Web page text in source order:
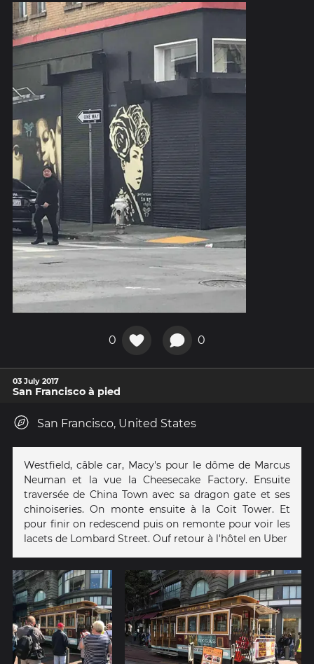
0 0
03 July 2017
San Francisco à pied
San Francisco, United States
Westfield, câble car, Macy's pour le dôme de Marcus
Neuman et la vue la Cheesecake Factory. Ensuite
traversée de China Town avec sa dragon gate et ses
chinoiseries. On monte ensuite à la Coit Tower. Et
pour finir on redescend puis on remonte pour voir les
lacets de Lombard Street. Ouf retour à l'hôtel en Uber